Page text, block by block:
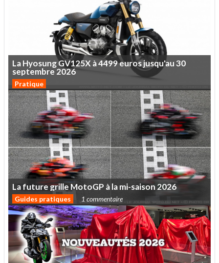
LaHyosungGV125X à4499eurosjusqu'au30
septembre 2026
Pratique
Lafuturegrille MotoGP àlami-saison 2026
Guides pratiques 1 commentaire